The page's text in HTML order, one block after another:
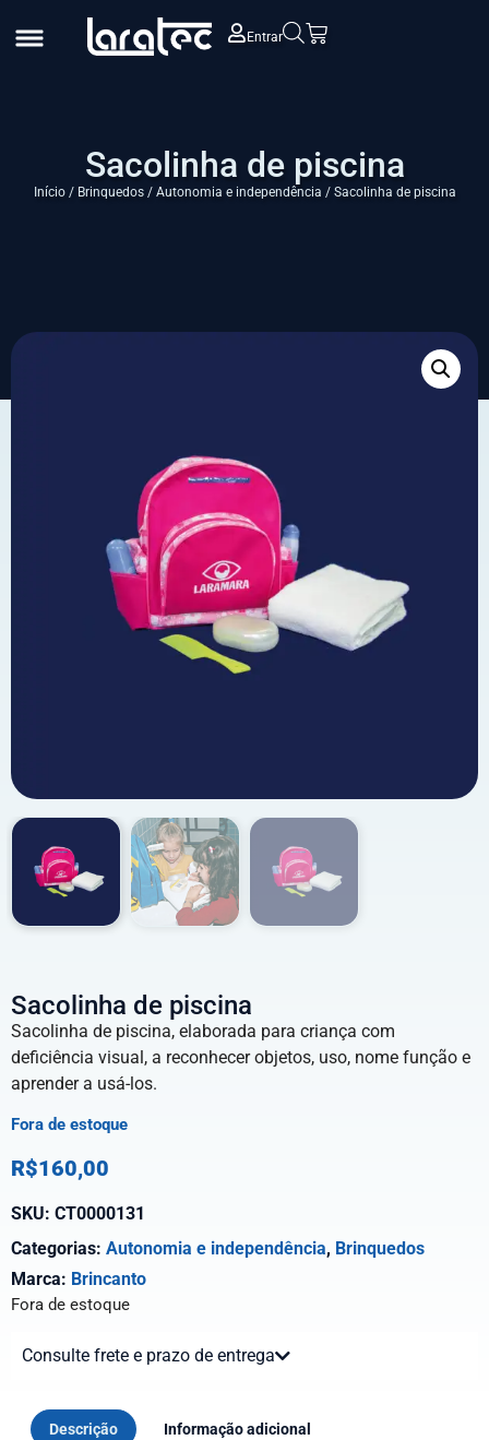
Entrar
Sacolinha de piscina
Início/ Brinquedos/ Autonomia e independência / Sacolinha de piscina
Sacolinha de piscina
Sacolinha de piscina, elaborada para criança com
deficiência visual, a reconhecer objetos, uso, nome função e
aprender a usá-los.
Fora de estoque
R$160,00
SKU: CT0000131
Categorias: Autonomia e independência, Brinquedos
Marca: Brincanto
Fora de estoque
Consulte frete e prazo de entrega
Descrição Informação adicional